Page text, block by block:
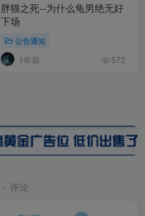
胖猫之死--为什么龟男绝无好
下场
公告通知
1年前 572
评论